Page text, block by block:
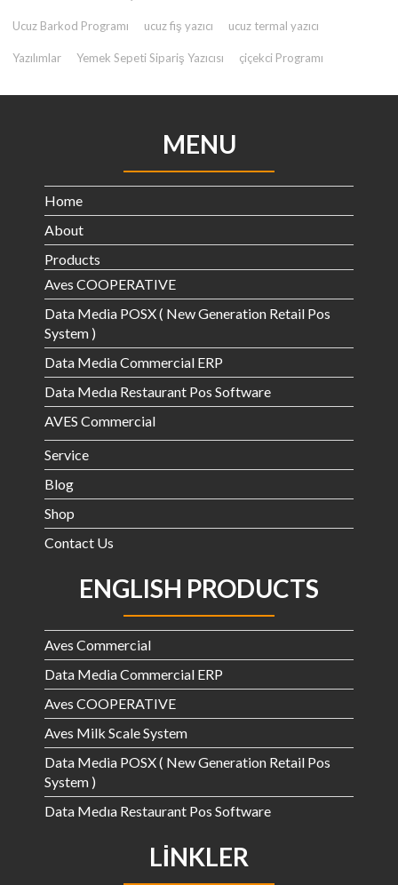
Ucuz Barkod Programı ucuz fiş yazıcı ucuz termal yazıcı
Yazılımlar Yemek Sepeti Sipariş Yazıcısı çiçekci Programı
MENU
Home
About
Products
Aves COOPERATIVE
Data Media POSX ( New Generation Retail Pos
System )
Data Media Commercial ERP
Data Medıa Restaurant Pos Software
AVES Commercial
Service
Blog
Shop
Contact Us
ENGLISH PRODUCTS
Aves Commercial
Data Media Commercial ERP
Aves COOPERATIVE
Aves Milk Scale System
Data Media POSX ( New Generation Retail Pos
System )
Data Medıa Restaurant Pos Software
LINKLER